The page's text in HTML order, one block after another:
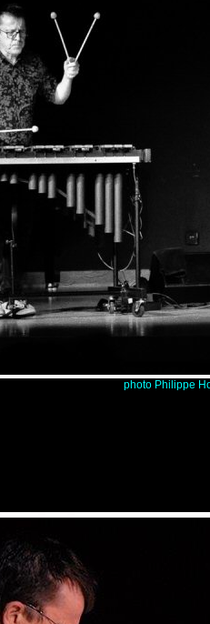
photo Philippe